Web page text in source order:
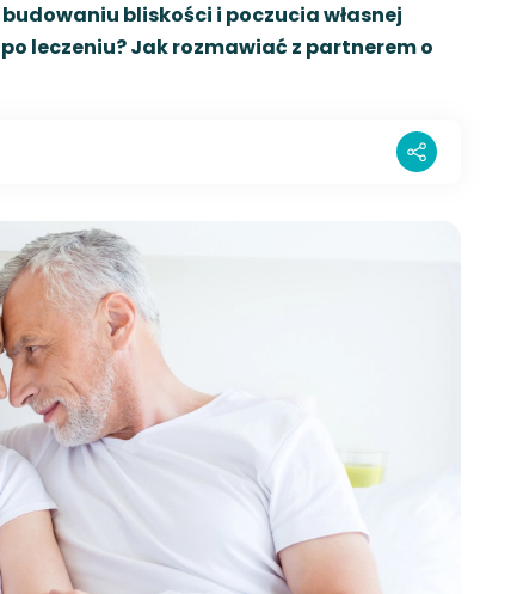
bliskości i poczucia własnej
leczeniu? Jak rozmawiać z partnerem o